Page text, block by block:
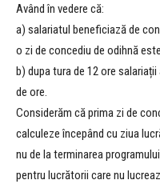
Având în vedere că:
a) salariatul beneficiază de
o zi de concediu de odihnă
b) dupa tura de 12 ore
de ore.
Considerăm că prima zi de
calculeze începând cu ziua
nu de la terminarea
pentru lucrătorii care nu